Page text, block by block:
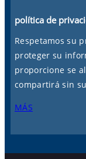
política de
Respetamos su
proteger su
proporcione se
compartirá sin
MÁS